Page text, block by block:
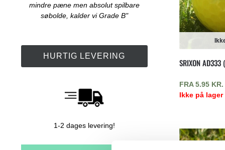
SRIXON AD333
FRA 5.95 KR.
Ikke på lager
mindre pæne men absolut spilbare
søbolde, kalder vi Grade B"
HURTIG LEVERING
1-2 dages levering!